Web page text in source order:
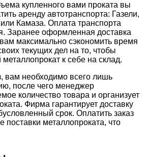
купленного вами проката вы
аренду автотранспорта: Газели,
Камаза. Оплата транспорта
Заранее оформленная доставка
максимально сэкономить время
текущих дел на то, чтобы
к себе на склад.
вам необходимо всего лишь
после чего менеджер
количество товара и организует
Фирма гарантирует доставку
срок. Оплатить заказ
поставки металлопроката, что